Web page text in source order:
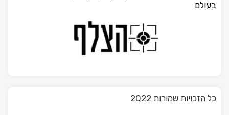
בעולם
כל הזכויות שמורות 2022